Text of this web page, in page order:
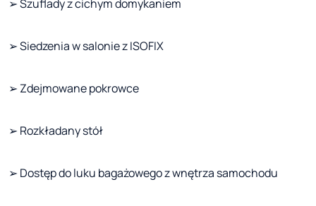
➢ Szuflady z cichym domykaniem
➢ Siedzenia w salonie z ISOFIX
➢ Zdejmowane pokrowce
➢ Rozkładany stół
➢ Dostęp do luku bagażowego z wnętrza samochodu